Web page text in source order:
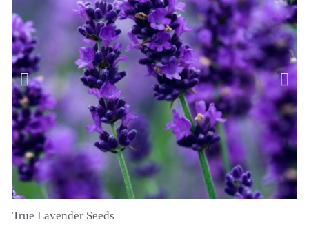
SZYBKI PODGLĄD
True Lavender Seeds